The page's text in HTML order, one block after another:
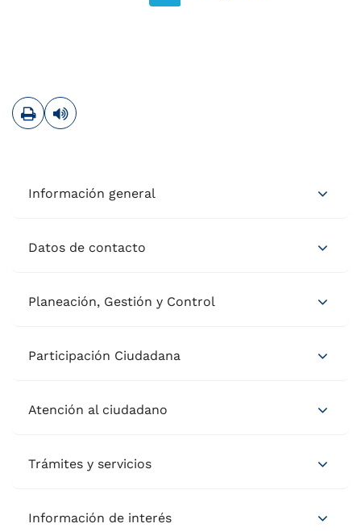
ImprimirLeer contenido
Información general
Datos de contacto
Planeación, Gestión y Control
Participación Ciudadana
Atención al ciudadano
Trámites y servicios
Información de interés